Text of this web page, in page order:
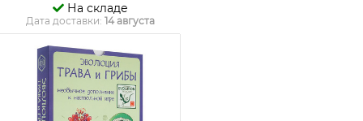
На складе
Дата доставки: 14 августа